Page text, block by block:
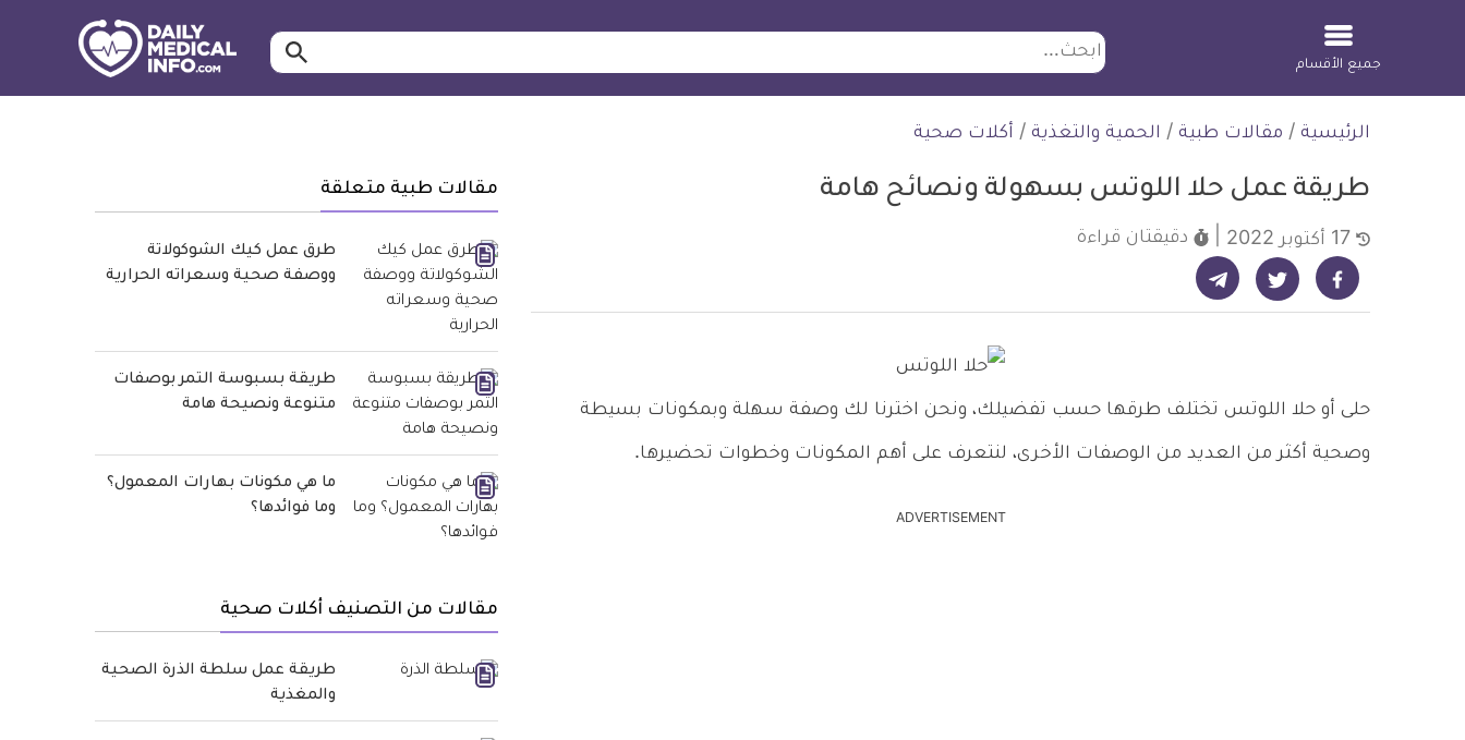
ابحث ابحث…
جميع الأقسام
الرئيسية / مقالات طبية / الحمية والتغذية / أكلات صحية
طريقة عمل حلا اللوتس بسهولة ونصائح هامة
دقيقتان قراءة
شارك على فيسبوك - ديلي ميديكال انفو شارك على تويتر - ديلي ميديكال انفو شارك على تيليجرام - ديلي ميديكال انفو
حلى أو حلا اللوتس تختلف طرقها حسب تفضيلك، ونحن اخترنا لك وصفة سهلة وبمكونات بسيطة
وصحية أكثر من العديد من الوصفات الأخرى، لنتعرف على أهم المكونات وخطوات تحضيرها.
ADVERTISEMENT
مقالات طبية متعلقة
طرق عمل كيك الشوكولاتة
ووصفة صحية وسعراته الحرارية
طريقة بسبوسة التمر بوصفات
متنوعة ونصيحة هامة
ما هي مكونات بهارات المعمول؟
وما فوائدها؟
مقالات من التصنيف أكلات صحية
طريقة عمل سلطة الذرة الصحية
والمغذية